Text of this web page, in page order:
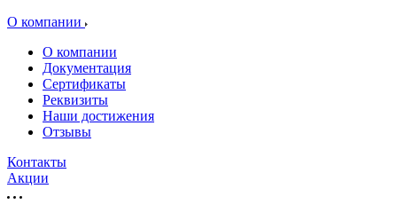
О компании
О компании
Документация
Сертификаты
Реквизиты
Наши достижения
Отзывы
Контакты
Акции